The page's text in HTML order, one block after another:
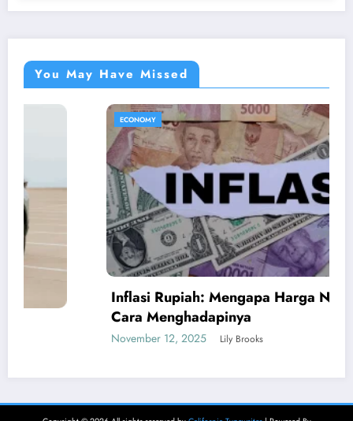
You May Have Missed
Inflasi Rupiah: Mengapa Harga Naik dan
Cara Menghadapinya
November 12, 2025 Lily Brooks